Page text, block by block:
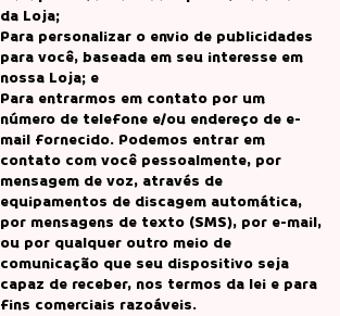
da Loja;
Para personalizar o envio de publicidades
para você, baseada em seu interesse em
nossa Loja; e
Para entrarmos em contato por um
número de telefone e/ou endereço de e-
mail fornecido. Podemos entrar em
contato com você pessoalmente, por
mensagem de voz, através de
equipamentos de discagem automática,
por mensagens de texto (SMS), por e-mail,
ou por qualquer outro meio de
comunicação que seu dispositivo seja
capaz de receber, nos termos da lei e para
fins comerciais razoáveis.